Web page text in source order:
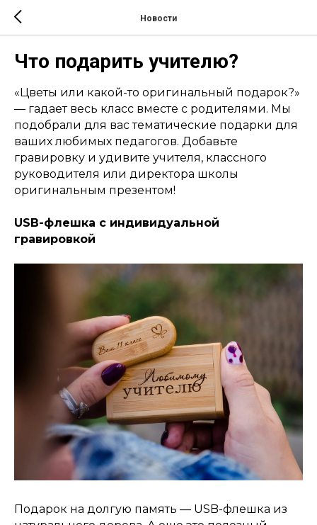
Новости
Что подарить учителю?
«Цветы или какой-то оригинальный подарок?»
— гадает весь класс вместе с родителями. Мы
подобрали для вас тематические подарки для
ваших любимых педагогов. Добавьте
гравировку и удивите учителя, классного
руководителя или директора школы
оригинальным презентом!
USB-флешка с индивидуальной
гравировкой
Подарок на долгую память — USB-флешка из